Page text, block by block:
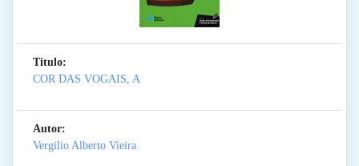
Titulo:
COR DAS VOGAIS, A
Autor:
Vergilio Alberto Vieira